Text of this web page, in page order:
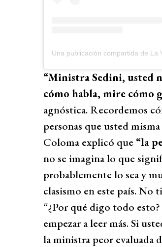
Una publicación compartida de La
“Ministra Sedini, usted
cómo habla, mire cómo
agnóstica. Recordemos
personas que usted
Coloma explicó que “la
no se imagina lo que
probablemente lo sea y
clasismo en este país. No
“¿Por qué digo todo
empezar a leer más. Si
la ministra peor evaluada